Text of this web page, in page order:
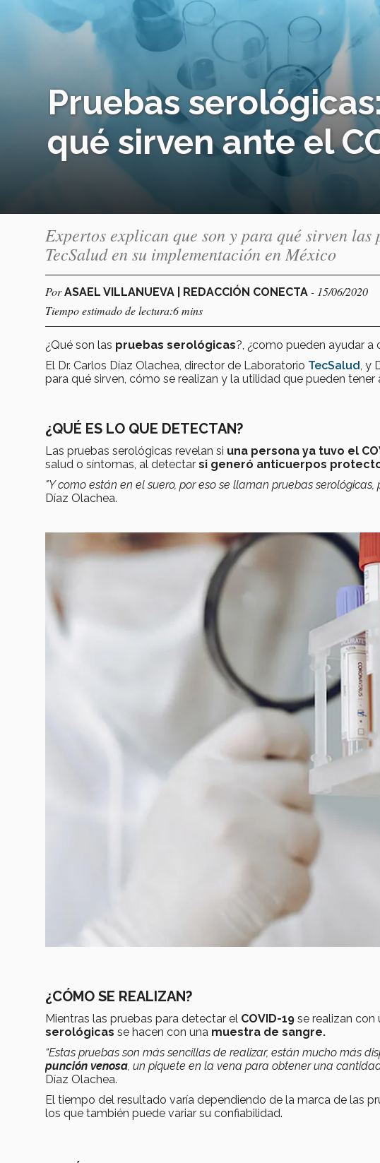
Pruebas
qué sirven ante el
Expertos explican que son y para qué sirven
TecSalud en su implementación en México
PorASAEL VILLANUEVA | REDACCIÓN CONECTA - 15/06/2020
Tiempo estimado de lectura:6 mins
¿Qué son las pruebas serológicas?, ¿como pueden ayudar
El Dr. Carlos Díaz Olachea, director de Laboratorio TecSalud, y
para qué sirven, cómo se realizan y la utilidad que pueden tener
¿QUÉ ES LO QUE DETECTAN?
Las pruebas serológicas revelan si una persona ya tuvo el
salud o síntomas, al detectar si generó anticuerpos
"Y como están en el suero, por eso se llaman pruebas
Díaz Olachea.
¿CÓMO SE REALIZAN?
Mientras las pruebas para detectar el COVID-19 se realizan con
serológicas se hacen con una muestra de sangre.
“Estas pruebas son más sencillas de realizar, están mucho más
punción venosa, un piquete en la vena para obtener una
Díaz Olachea.
El tiempo del resultado varía dependiendo de la marca de las
los que también puede variar su confiabilidad.